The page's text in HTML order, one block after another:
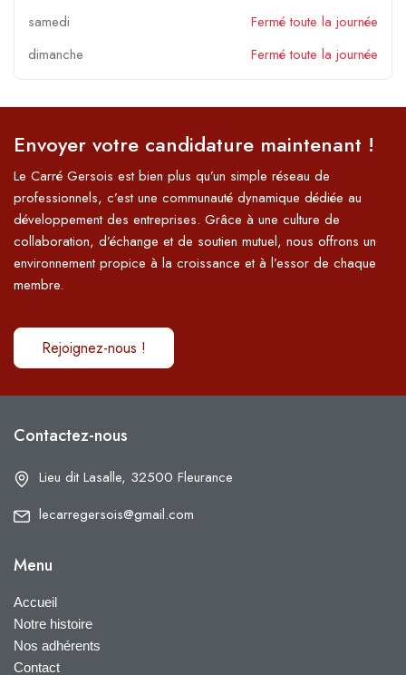
samedi
Fermé toute la journée
dimanche
Fermé toute la journée
Envoyer votre candidature maintenant !
Le Carré Gersois est bien plus qu’un simple réseau de
professionnels, c’est une communauté dynamique dédiée au
développement des entreprises. Grâce à une culture de
collaboration, d’échange et de soutien mutuel, nous offrons un
environnement propice à la croissance et à l’essor de chaque
membre.
Rejoignez-nous !
Contactez-nous
Lieu dit Lasalle, 32500 Fleurance
lecarregersois@gmail.com
Menu
Accueil
Notre histoire
Nos adhérents
Contact